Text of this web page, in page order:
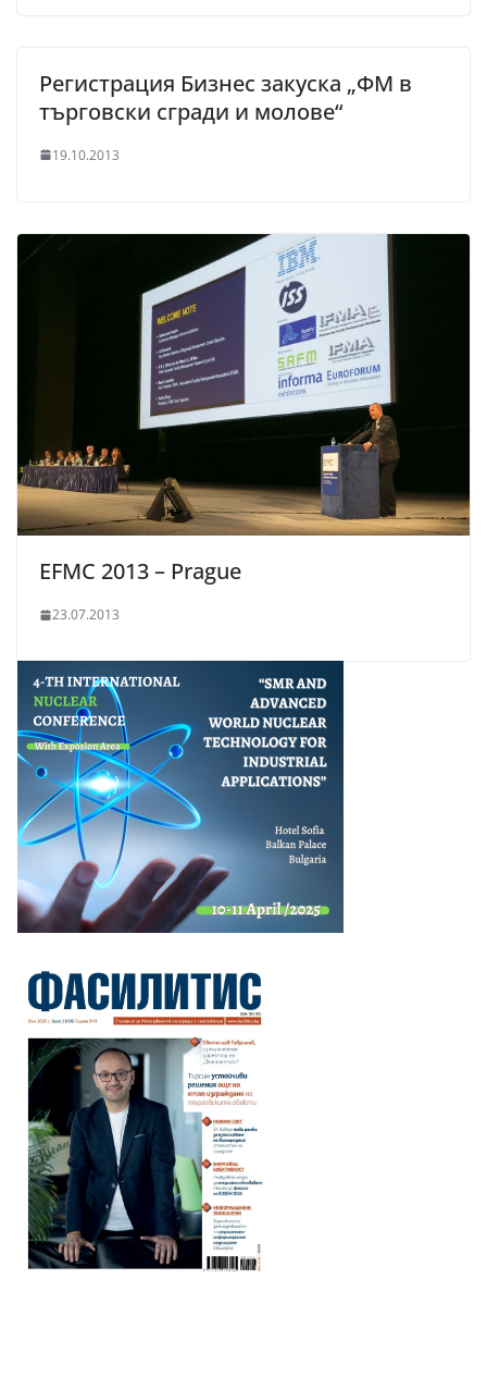
Регистрация Бизнес закуска „ФМ в
търговски сгради и молове“
19.10.2013
EFMC 2013 – Prague
23.07.2013